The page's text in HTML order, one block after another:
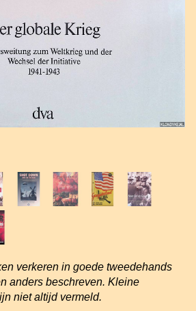
verkeren in goede tweedehands
anders beschreven. Kleine
niet altijd vermeld.